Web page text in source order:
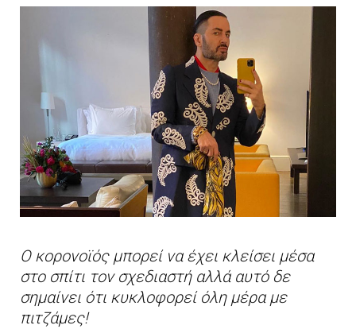
Ο κορονοϊός μπορεί να έχει κλείσει μέσα
στο σπίτι τον σχεδιαστή αλλά αυτό δε
σημαίνει ότι κυκλοφορεί όλη μέρα με
πιτζάμες!